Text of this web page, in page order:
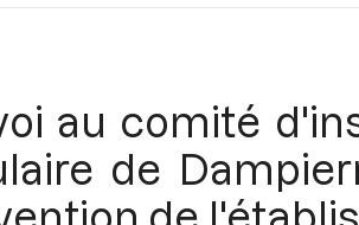
au comité
de
de